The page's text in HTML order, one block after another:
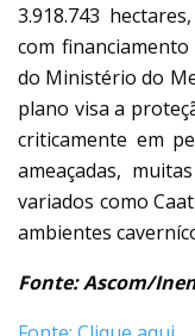
3.918.743
com financiamento
do Ministério do
plano visa a
criticamente em
ameaçadas,
variados como
ambientes
Fonte: Ascom/